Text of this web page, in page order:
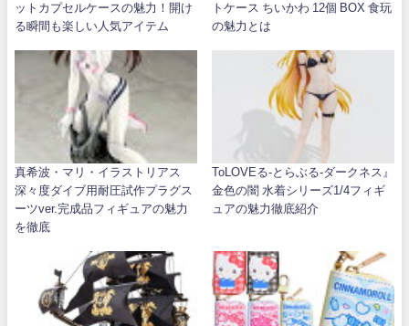
ットカプセルケースの魅力！開け
る瞬間も楽しい人気アイテム
トケース ちいかわ 12個 BOX 食玩
の魅力とは
真希波・マリ・イラストリアス
深々度ダイブ用耐圧試作プラグス
ーツver.完成品フィギュアの魅力
を徹底
ToLOVEる-とらぶる-ダークネス』
金色の闇 水着シリーズ1/4フィギ
ュアの魅力徹底紹介